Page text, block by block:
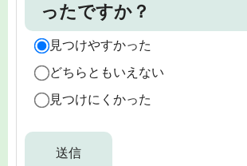
ったですか？
見つけやすかった
どちらともいえない
見つけにくかった